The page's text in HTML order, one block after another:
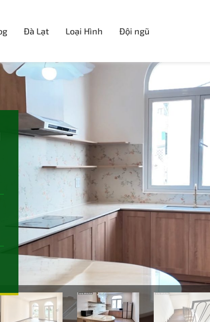
Đà Lạt Loại Hình Đội ngũ